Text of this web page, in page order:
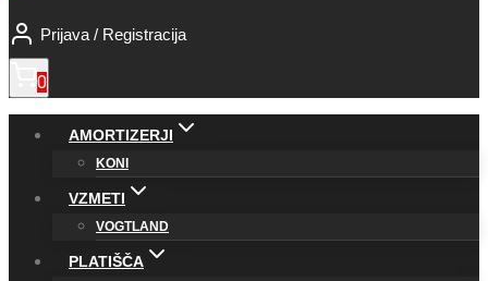
Prijava / Registracija
0
AMORTIZERJI
KONI
VZMETI
VOGTLAND
PLATIŠČA